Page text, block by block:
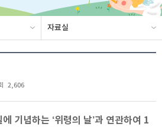
자료실
2,606
기념하는 ‘위령의 날’과 연관하여 1